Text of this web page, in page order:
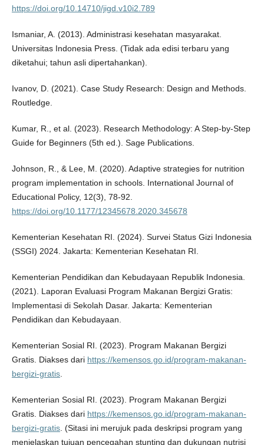
https://doi.org/10.14710/jigd.v10i2.789
Ismaniar, A. (2013). Administrasi kesehatan masyarakat.
Universitas Indonesia Press. (Tidak ada edisi terbaru yang
diketahui; tahun asli dipertahankan).
Ivanov, D. (2021). Case Study Research: Design and Methods.
Routledge.
Kumar, R., et al. (2023). Research Methodology: A Step-by-Step
Guide for Beginners (5th ed.). Sage Publications.
Johnson, R., & Lee, M. (2020). Adaptive strategies for nutrition
program implementation in schools. International Journal of
Educational Policy, 12(3), 78-92.
https://doi.org/10.1177/12345678.2020.345678
Kementerian Kesehatan RI. (2024). Survei Status Gizi Indonesia
(SSGI) 2024. Jakarta: Kementerian Kesehatan RI.
Kementerian Pendidikan dan Kebudayaan Republik Indonesia.
(2021). Laporan Evaluasi Program Makanan Bergizi Gratis:
Implementasi di Sekolah Dasar. Jakarta: Kementerian
Pendidikan dan Kebudayaan.
Kementerian Sosial RI. (2023). Program Makanan Bergizi
Gratis. Diakses dari https://kemensos.go.id/program-makanan-
bergizi-gratis.
Kementerian Sosial RI. (2023). Program Makanan Bergizi
Gratis. Diakses dari https://kemensos.go.id/program-makanan-
bergizi-gratis. (Sitasi ini merujuk pada deskripsi program yang
menjelaskan tujuan pencegahan stunting dan dukungan nutrisi